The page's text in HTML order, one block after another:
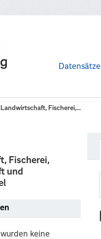
Datensätze
Landwirtschaft, Fischerei,...
Fischerei,
und
keine